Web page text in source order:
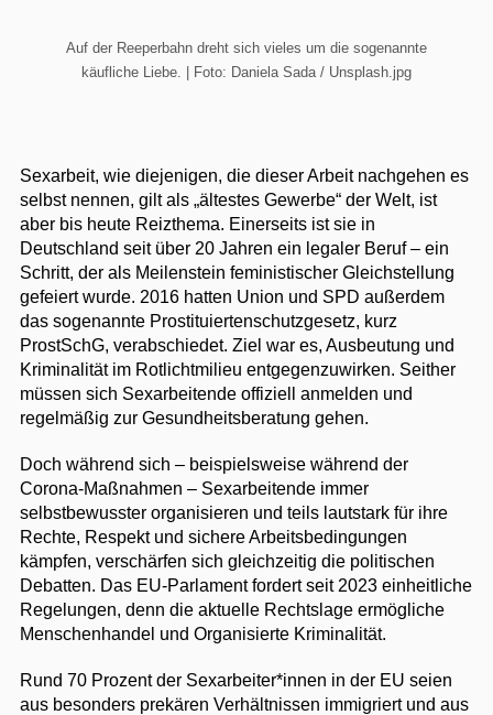
Auf der Reeperbahn dreht sich vieles um die sogenannte
käufliche Liebe. | Foto: Daniela Sada / Unsplash.jpg
Sexarbeit, wie diejenigen, die dieser Arbeit nachgehen es
selbst nennen, gilt als „ältestes Gewerbe“ der Welt, ist
aber bis heute Reizthema. Einerseits ist sie in
Deutschland seit über 20 Jahren ein legaler Beruf – ein
Schritt, der als Meilenstein feministischer Gleichstellung
gefeiert wurde. 2016 hatten Union und SPD außerdem
das sogenannte Prostituiertenschutzgesetz, kurz
ProstSchG, verabschiedet. Ziel war es, Ausbeutung und
Kriminalität im Rotlichtmilieu entgegenzuwirken. Seither
müssen sich Sexarbeitende offiziell anmelden und
regelmäßig zur Gesundheitsberatung gehen.
Doch während sich – beispielsweise während der
Corona-Maßnahmen – Sexarbeitende immer
selbstbewusster organisieren und teils lautstark für ihre
Rechte, Respekt und sichere Arbeitsbedingungen
kämpfen, verschärfen sich gleichzeitig die politischen
Debatten. Das EU-Parlament fordert seit 2023 einheitliche
Regelungen, denn die aktuelle Rechtslage ermögliche
Menschenhandel und Organisierte Kriminalität.
Rund 70 Prozent der Sexarbeiter*innen in der EU seien
aus besonders prekären Verhältnissen immigriert und aus